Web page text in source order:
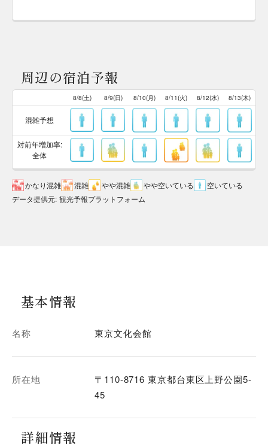
周辺の宿泊予報
8/8(土) 8/9(日) 8/10(月) 8/11(火) 8/12(水) 8/13(木)
混雑予想
対前年増加率:
全体
かなり混雑 混雑 やや混雑 やや空いている
空いている
データ提供元: 観光予報プラットフォーム
基本情報
名称 東京文化会館
所在地
〒110-8716 東京都台東区上野公園5-
45
詳細情報